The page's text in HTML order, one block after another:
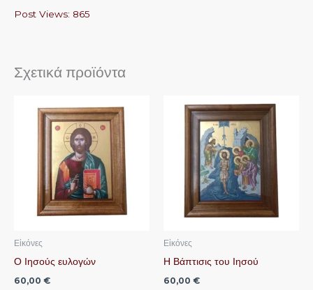
Post Views: 865
Σχετικά προϊόντα
Εἰκόνες
Ο Ιησούς ευλογών
60,00 €
Εἰκόνες
Η Βάπτισις του Ιησού
60,00 €